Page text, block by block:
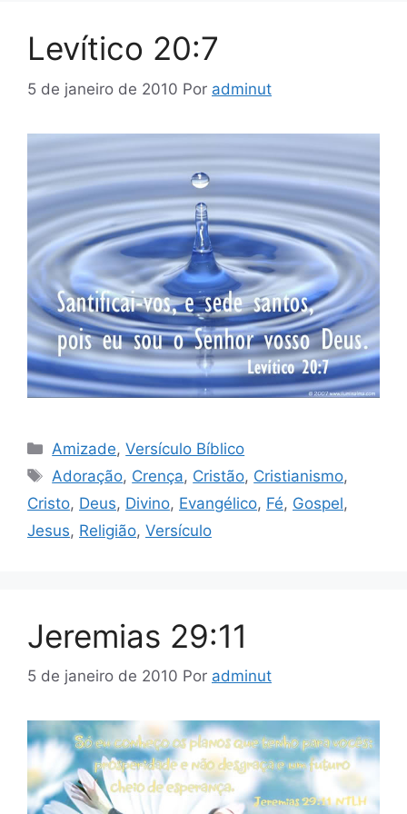
Levítico 20:7
5 de janeiro de 2010 Por adminut
Categorias
Amizade,Versículo Bíblico
Tags
Adoração, Crença, Cristão, Cristianismo,
Cristo, Deus, Divino, Evangélico, Fé, Gospel,
Jesus, Religião, Versículo
Jeremias 29:11
5 de janeiro de 2010 Por adminut